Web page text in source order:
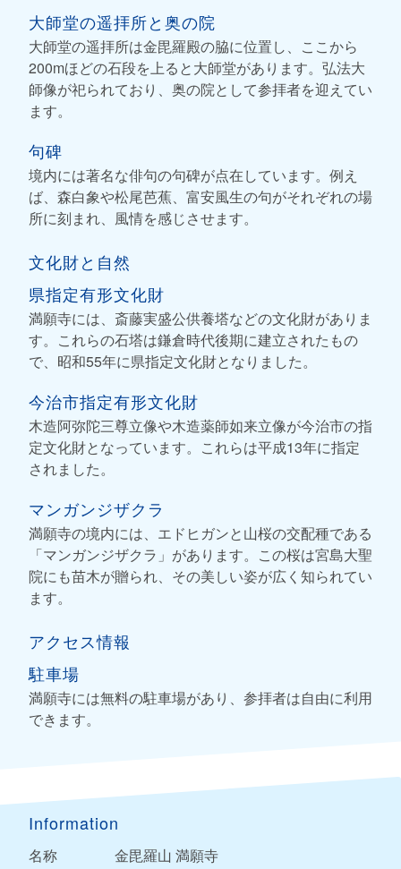
大師堂の遥拝所と奥の院
大師堂の遥拝所は金毘羅殿の脇に位置し、ここから
200mほどの石段を上ると大師堂があります。弘法大
師像が祀られており、奥の院として参拝者を迎えてい
ます。
句碑
境内には著名な俳句の句碑が点在しています。例え
ば、森白象や松尾芭蕉、富安風生の句がそれぞれの場
所に刻まれ、風情を感じさせます。
文化財と自然
県指定有形文化財
満願寺には、斎藤実盛公供養塔などの文化財がありま
す。これらの石塔は鎌倉時代後期に建立されたもの
で、昭和55年に県指定文化財となりました。
今治市指定有形文化財
木造阿弥陀三尊立像や木造薬師如来立像が今治市の指
定文化財となっています。これらは平成13年に指定
されました。
マンガンジザクラ
満願寺の境内には、エドヒガンと山桜の交配種である
「マンガンジザクラ」があります。この桜は宮島大聖
院にも苗木が贈られ、その美しい姿が広く知られてい
ます。
アクセス情報
駐車場
満願寺には無料の駐車場があり、参拝者は自由に利用
できます。
Information
名称
金毘羅山 満願寺